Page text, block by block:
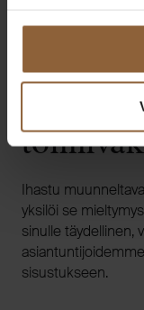
Juuri
Ihastu
yksilöi se
sinulle täydellinen,
sisustukseen.